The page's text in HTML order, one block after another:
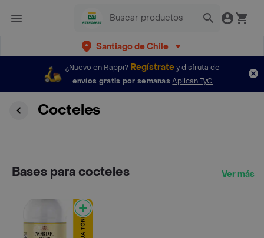
Santiago de Chile
¿Nuevo en Rappi? Regístratey disfruta de
envíos gratis por semanas Aplican TyC
Cocteles
Bases para cocteles Ver más